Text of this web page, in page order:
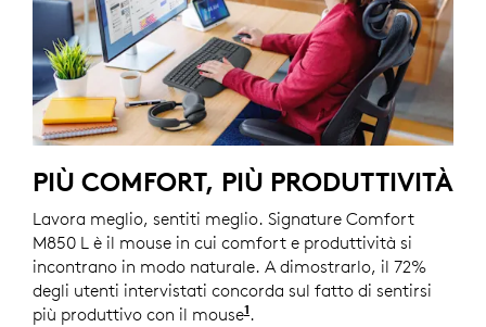
PIÙ COMFORT, PIÙ PRODUTTIVITÀ
Lavora meglio, sentiti meglio. Signature Comfort
M850 L è il mouse in cui comfort e produttività si
incontrano in modo naturale. A dimostrarlo, il 72%
degli utenti intervistati concorda sul fatto di sentirsi
più produttivo con il mouse1 In base a un test utente di
.